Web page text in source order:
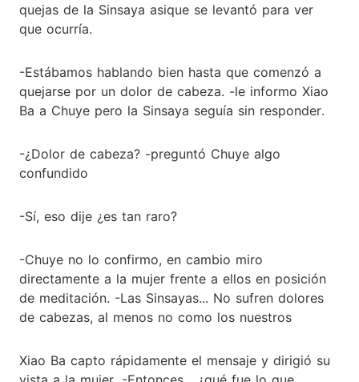
quejas de la Sinsaya asique se levantó para ver
que ocurría.
-Estábamos hablando bien hasta que comenzó a
quejarse por un dolor de cabeza. -le informo Xiao
Ba a Chuye pero la Sinsaya seguía sin responder.
-¿Dolor de cabeza? -preguntó Chuye algo
confundido
-Sí, eso dije ¿es tan raro?
-Chuye no lo confirmo, en cambio miro
directamente a la mujer frente a ellos en posición
de meditación. -Las Sinsayas... No sufren dolores
de cabezas, al menos no como los nuestros
Xiao Ba capto rápidamente el mensaje y dirigió su